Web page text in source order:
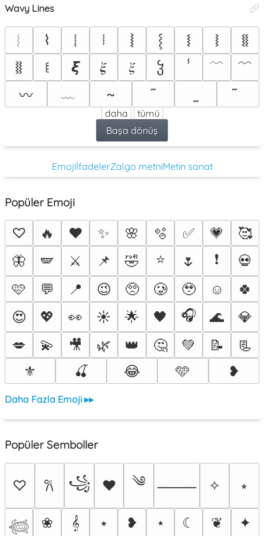
Wavy Lines
︴ ⌇ 𝆄 𝆃 ⦚ ⸾ ⧙ ⧘
⧛
⧚
꒲ 𝞷 𝝃 𝜉 ჴ ⸯ ﹋
﹌
〰
﹏ ~ ˜
daha
tümü
Başa dönüş
EmojiİfadelerZalgo metniMetin sanat
Popüler Emoji
♡ 🔥 ❤️ ✨ 🌸 🫧 ✅ 💗
🥰
🦋
🪽 ⚔️ 📌 🤣 ⭐ 🌷 ❗
💀
🩷
💬 📍 😉 🥺 🥲 🥹 ☺️
🍀
😍
💖 👀 ☀️ 🌟 🖤 🎧 🌊
💎
💋
💫 🎥 🌿 👑 🤔 💚 📝
📃
⚜️
🍒 😂 🩵 ❥
Daha Fazla Emoji ▸▸
Popüler Semboller
♡ 𐙚 ꧁ ♥ ༄ ⸻ ✧ ⭒
𓆉 ❀ 𝄞 ⭑ ❥ ⋆ ☾ ❦ ✦